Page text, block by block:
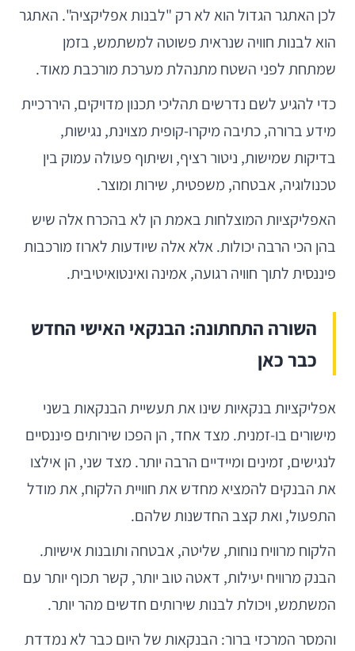
לכן האתגר הגדול הוא לא רק "לבנות אפליקציה". האתגר
הוא לבנות חוויה שנראית פשוטה למשתמש, בזמן
שמתחת לפני השטח מתנהלת מערכת מורכבת מאוד.
כדי להגיע לשם נדרשים תהליכי תכנון מדויקים, היררכיית
מידע ברורה, כתיבה מיקרו-קופית מצוינת, נגישות,
בדיקות שמישות, ניטור רציף, ושיתוף פעולה עמוק בין
טכנולוגיה, אבטחה, משפטית, שירות ומוצר.
האפליקציות המוצלחות באמת הן לא בהכרח אלה שיש
בהן הכי הרבה יכולות. אלא אלה שיודעות לארוז מורכבות
פיננסית לתוך חוויה רגועה, אמינה ואינטואיטיבית.
השורה התחתונה: הבנקאי האישי החדש
כבר כאן
אפליקציות בנקאיות שינו את תעשיית הבנקאות בשני
מישורים בו-זמנית. מצד אחד, הן הפכו שירותים פיננסיים
לנגישים, זמינים ומיידיים הרבה יותר. מצד שני, הן אילצו
את הבנקים להמציא מחדש את חוויית הלקוח, את מודל
התפעול, ואת קצב החדשנות שלהם.
הלקוח מרוויח נוחות, שליטה, אבטחה ותובנות אישיות.
הבנק מרוויח יעילות, דאטה טוב יותר, קשר תכוף יותר עם
המשתמש, ויכולת לבנות שירותים חדשים מהר יותר.
והמסר המרכזי ברור: הבנקאות של היום כבר לא נמדדת